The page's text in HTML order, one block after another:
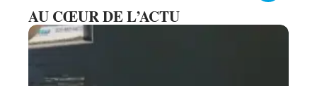
AU CŒUR DE L’ACTU